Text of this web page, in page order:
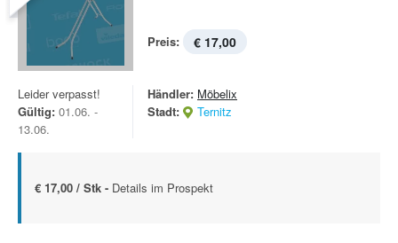
Preis: € 17,00
Leider verpasst!
Gültig: 01.06. -
13.06.
Händler: Möbelix
Stadt:
Ternitz
€ 17,00 / Stk - Details im Prospekt